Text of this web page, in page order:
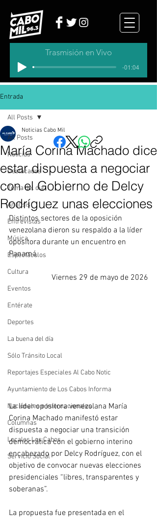
Trasmisión en Vivo
-01:04
Entrada
All Posts
Noticias
Destacados
Tema del dia
Analisis
Entrevistas
Música
Espectáculos
Cultura
Eventos
Entérate
Deportes
La buena del día
Sólo Tránsito Local
Reportajes Especiales Al Cabo Notic
Ayuntamiento de Los Cabos Informa
Nacionales e Internacionales
Columnas
Locales Los Cabos
Servicio Social
All Posts
María Corina Machado dice
estar dispuesta a negociar
con el Gobierno de Delcy
Rodríguez unas elecciones
Noticias Cabo Mil
Distintos sectores de la oposición
venezolana dieron su respaldo a la líder
opositora durante un encuentro en
Panamá
Viernes 29 de mayo de 2026
La líder opositora venezolana María
Corina Machado manifestó estar
dispuesta a negociar una transición
democrática con el gobierno interino
encabezado por Delcy Rodríguez, con el
objetivo de convocar nuevas elecciones
presidenciales “libres, transparentes y
soberanas”.
La propuesta fue presentada en el